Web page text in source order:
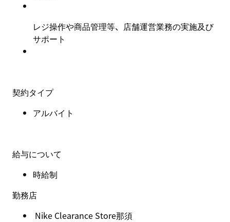
レジ操作や商品管理等、店舗運営業務の実施及び
サポート
契約タイプ
アルバイト
給与について
時給制
勤務店
Nike Clearance Store那須